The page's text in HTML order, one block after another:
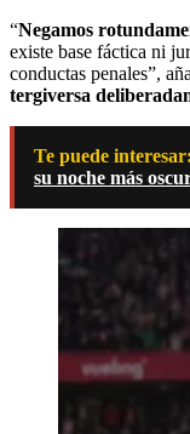
“Negamos
existe base fáctica ni
conductas penales”,
tergiversa
Te puede interesar:
su noche más